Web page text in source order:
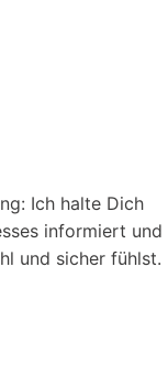
Ich halte Dich
informiert und
und sicher fühlst.